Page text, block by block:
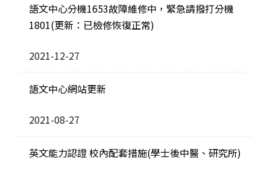
語文中心分機1653故障維修中，緊急請撥打分機
1801(更新：已檢修恢復正常)
2021-12-27
語文中心網站更新
2021-08-27
英文能力認證 校內配套措施(學士後中醫、研究所)